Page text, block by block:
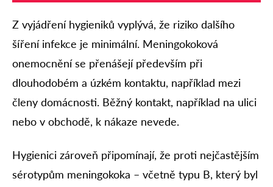
Z vyjádření hygieniků vyplývá, že riziko dalšího
šíření infekce je minimální. Meningokoková
onemocnění se přenášejí především při
dlouhodobém a úzkém kontaktu, například mezi
členy domácnosti. Běžný kontakt, například na ulici
nebo v obchodě, k nákaze nevede.
Hygienici zároveň připomínají, že proti nejčastějším
sérotypům meningokoka – včetně typu B, který byl